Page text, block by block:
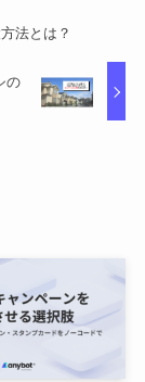
法とは？
の